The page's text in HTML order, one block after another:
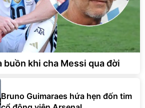
buồn khi cha Messi qua đời
Bruno Guimaraes hứa hẹn đốn tim